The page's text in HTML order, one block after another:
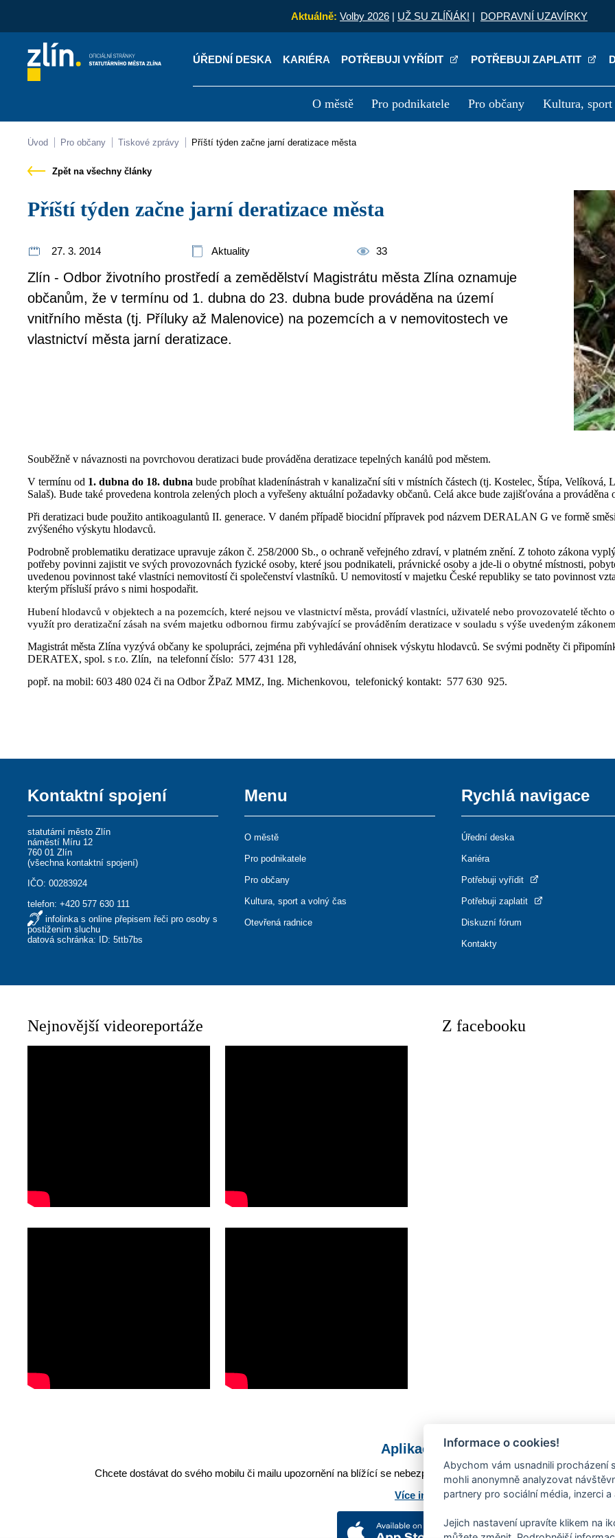
Aktuálně: Volby 2026 | UŽ SU ZLÍŇÁK! | DOPRAVNÍ UZAVÍRKY
ÚŘEDNÍ DESKA KARIÉRA POTŘEBUJI VYŘÍDIT POTŘEBUJI ZAPLATIT
O městě Pro podnikatele Pro občany Kultura, sport
Kontakty Úřední deska
Úvod Pro občany Tiskové zprávy Příští týden začne jarní deratizace města
Zpět na všechny články
Příští týden začne jarní deratizace města
27. 3. 2014 Aktuality 33
Zlín - Odbor životního prostředí a zemědělství Magistrátu města Zlína oznamuje
občanům, že v termínu od 1. dubna do 23. dubna bude prováděna na území
vnitřního města (tj. Příluky až Malenovice) na pozemcích a v nemovitostech ve
vlastnictví města jarní deratizace.
Souběžně v návaznosti na povrchovou deratizaci bude prováděna deratizace tepelných kanálů pod městem.
V termínu od 1. dubna do 18. dubna bude probíhat kladenínástrah v kanalizační síti v místních částech (tj. Kostelec, Štípa,
Salaš). Bude také provedena kontrola zelených ploch a vyřešeny aktuální požadavky občanů. Celá akce bude zajišťována a
Při deratizaci bude použito antikoagulantů II. generace. V daném případě biocidní přípravek pod názvem DERALAN G ve formě
zvýšeného výskytu hlodavců.
Podrobně problematiku deratizace upravuje zákon č. 258/2000 Sb., o ochraně veřejného zdraví, v platném znění. Z tohoto zákona
potřeby povinni zajistit ve svých provozovnách fyzické osoby, které jsou podnikateli, právnické osoby a jde-li o obytné místnosti,
uvedenou povinnost také vlastníci nemovitostí či společenství vlastníků. U nemovitostí v majetku České republiky se tato povinnost
kterým přísluší právo s nimi hospodařit.
Hubení hlodavců v objektech a na pozemcích, které nejsou ve vlastnictví města, provádí vlastníci, uživatelé nebo provozovatelé
využít pro deratizační zásah na svém majetku odbornou firmu zabývající se prováděním deratizace v souladu s výše uvedeným
Magistrát města Zlína vyzývá občany ke spolupráci, zejména při vyhledávání ohnisek výskytu hlodavců. Se svými podněty či
DERATEX, spol. s r.o. Zlín, na telefonní číslo: 577 431 128,
popř. na mobil: 603 480 024 či na Odbor ŽPaZ MMZ, Ing. Michenkovou, telefonický kontakt: 577 630 925.
Kontaktní spojení
statutární město Zlín
náměstí Míru 12
760 01 Zlín
(všechna kontaktní spojení)
IČO: 00283924
telefon:+420 577 630 111
infolinka s online přepisem řeči pro osoby s
postižením sluchu
datová schránka: ID: 5ttb7bs
Menu
O městě
Pro podnikatele
Pro občany
Kultura, sport a volný čas
Otevřená radnice
Rychlá navigace
Úřední deska
Kariéra
Potřebuji vyřídit
Potřebuji zaplatit
Diskuzní fórum
Kontakty
Nejnovější videoreportáže Z facebooku
Aplikace Mobilní rozhlas
Chcete dostávat do svého mobilu či mailu upozornění na blížící se nebezpečí, odstávky, poruchy a výpadky
Více informací o aplikaci
Informace o cookies!
Abychom vám usnadnili procházení
mohli anonymně analyzovat
partnery pro sociální média, inzerci a
Jejich nastavení upravíte klikem na